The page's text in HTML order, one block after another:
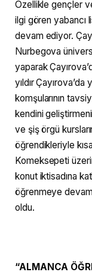
Özellikle gençler
ilgi gören yabancı
devam ediyor.
Nurbegova
yaparak
yıldır
komşularının
kendini
ve şiş örgü
öğrendikleriyle
Komeksepeti
konut iktisadına
öğrenmeye
oldu.
“ALMANCA